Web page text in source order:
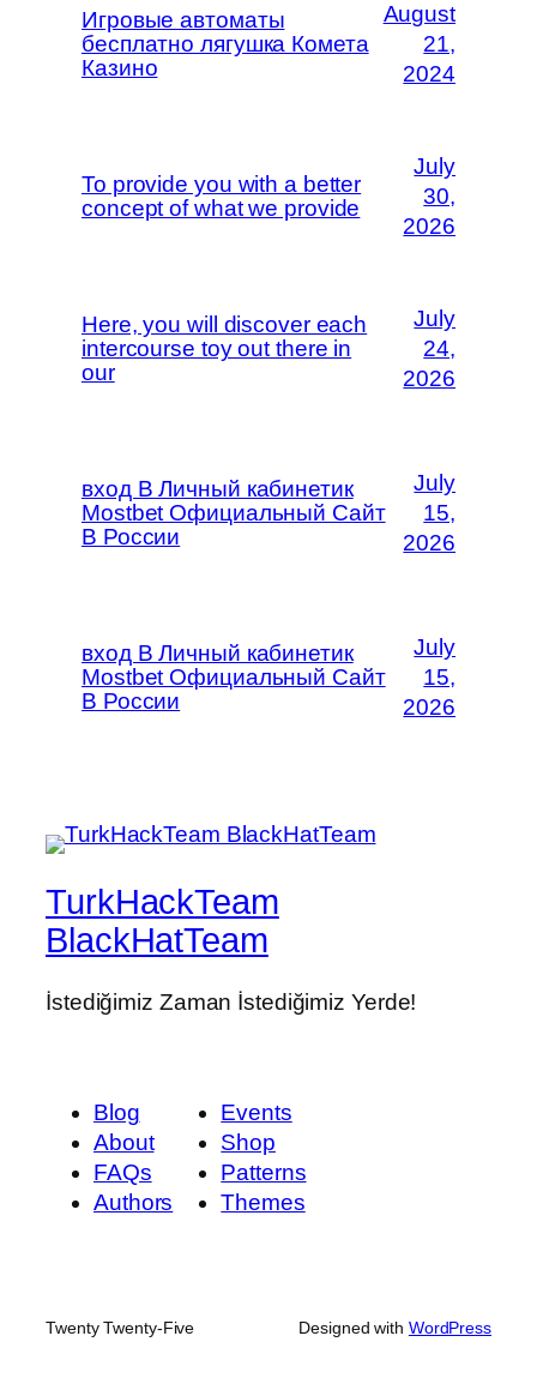
Игровые автоматы
бесплатно лягушка Комета
Казино
August
21,
2024
To provide you with a better
concept of what we provide
July
30,
2026
Here, you will discover each
intercourse toy out there in
our
July
24,
2026
вход В Личный кабинетик
Mostbet Официальный Сайт
В России
July
15,
2026
вход В Личный кабинетик
Mostbet Официальный Сайт
В России
July
15,
2026
TurkHackTeam
BlackHatTeam
İstediğimiz Zaman İstediğimiz Yerde!
Blog
About
FAQs
Authors
Events
Shop
Patterns
Themes
Twenty Twenty-Five Designed with WordPress